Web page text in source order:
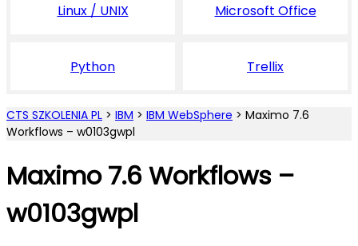
Linux / UNIX Microsoft Office
Python Trellix
CTS SZKOLENIA PL > IBM > IBM WebSphere > Maximo 7.6
Workflows – w0103gwpl
Maximo 7.6 Workflows –
w0103gwpl